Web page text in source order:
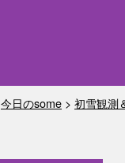
今日のsome > 初雪観測